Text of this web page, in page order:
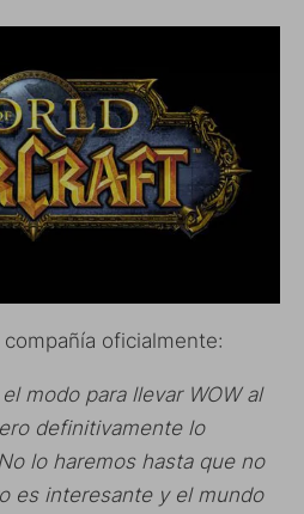
oficialmente:
modo para llevar WOW al
definitivamente lo
lo haremos hasta que no
es interesante y el mundo